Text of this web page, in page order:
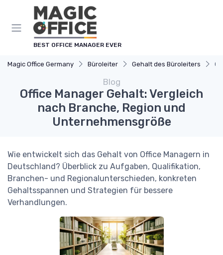
BEST OFFICE MANAGER EVER
Magic Office Germany Büroleiter Gehalt des Büroleiters
Blog
Office Manager Gehalt: Vergleich
nach Branche, Region und
Unternehmensgröße
Wie entwickelt sich das Gehalt von Office Managern in
Deutschland? Überblick zu Aufgaben, Qualifikation,
Branchen- und Regionalunterschieden, konkreten
Gehaltsspannen und Strategien für bessere
Verhandlungen.
Cookie-Einstellungen